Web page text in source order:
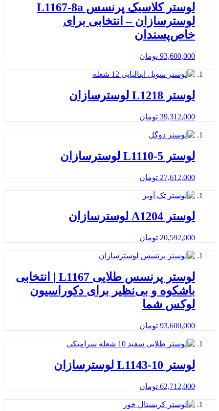
لوستر کلاسیک پرنسس L1167-8a
لوسترسازان – انتخابی برای
خاص‌پسندان
93,600,000 تومان
لوستر L1218 لوسترسازان
39,312,000 تومان
لوستر L1110-5 لوسترسازان
27,612,000 تومان
لوستر A1204 لوسترسازان
20,592,000 تومان
لوستر پرنسس طلایی L1167 | انتخابی
باشکوه و بی‌نظیر برای دکوراسیون
لوکس شما
93,600,000 تومان
لوستر L1143-10 لوسترسازان
62,712,000 تومان